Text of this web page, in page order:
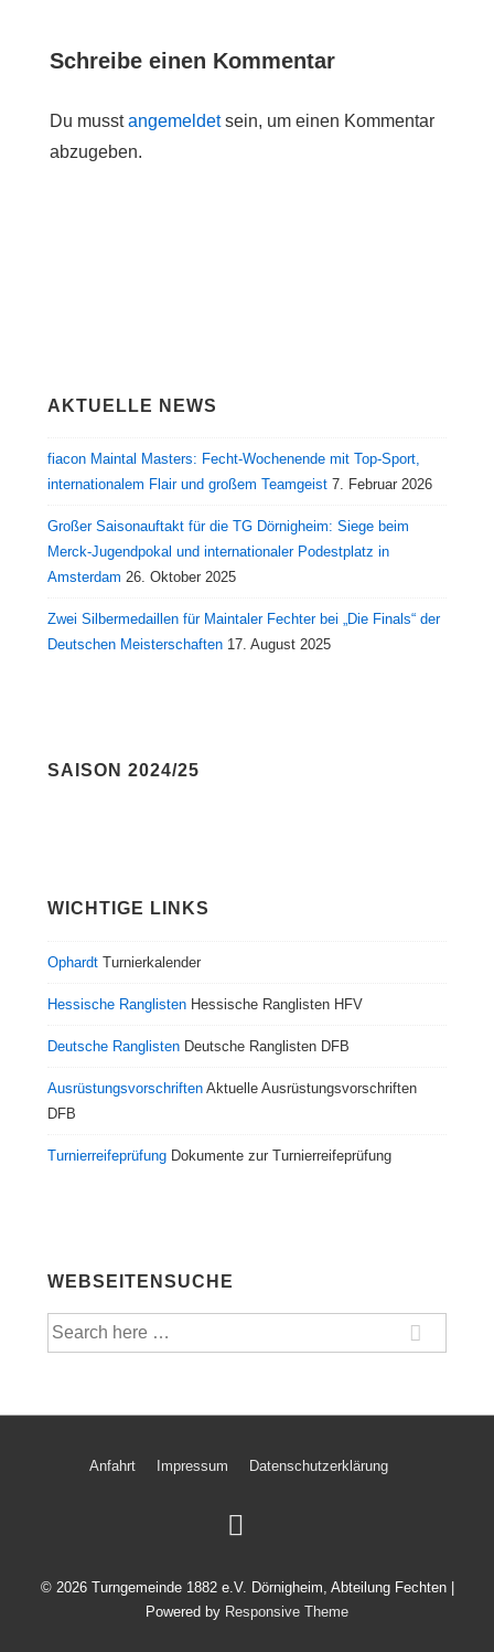
Schreibe einen Kommentar
Du musstangemeldetsein, um einen Kommentar
abzugeben.
AKTUELLE NEWS
fiacon Maintal Masters: Fecht-Wochenende mit Top-Sport,
internationalem Flair und großem Teamgeist 7. Februar 2026
Großer Saisonauftakt für die TG Dörnigheim: Siege beim
Merck-Jugendpokal und internationaler Podestplatz in
Amsterdam 26. Oktober 2025
Zwei Silbermedaillen für Maintaler Fechter bei „Die Finals“ der
Deutschen Meisterschaften 17. August 2025
SAISON 2024/25
WICHTIGE LINKS
Ophardt Turnierkalender
Hessische Ranglisten Hessische Ranglisten HFV
Deutsche Ranglisten Deutsche Ranglisten DFB
Ausrüstungsvorschriften Aktuelle Ausrüstungsvorschriften
DFB
Turnierreifeprüfung Dokumente zur Turnierreifeprüfung
WEBSEITENSUCHE
Suche
nach:
Footer-Anfahrt Impressum Datenschutzerklärung
© 2026 Turngemeinde 1882 e.V. Dörnigheim, Abteilung Fechten
Powered by Responsive Theme